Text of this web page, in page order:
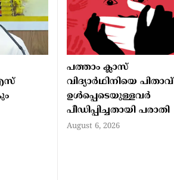
പത്താം ക്ലാസ്
വിദ്യാര്‍ഥിനിയെ പിതാവ്
ഉള്‍പ്പെടെയുള്ളവര്‍
പീഡിപ്പിച്ചതായി പരാതി
August 6, 2026